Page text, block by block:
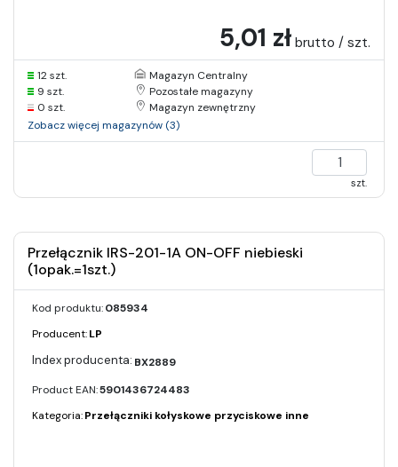
5,01 zł brutto / szt.
12 szt.
Magazyn Centralny
9 szt.
Pozostałe magazyny
0 szt.
Magazyn zewnętrzny
Zobacz więcej magazynów (3)
szt.
Przełącznik IRS-201-1A ON-OFF niebieski
(1opak.=1szt.)
Kod produktu:085934
Producent:LP
BX2889
Product EAN:5901436724483
Kategoria:Przełączniki kołyskowe przyciskowe inne